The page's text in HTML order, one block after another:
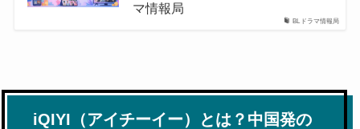
BLドラマ情報局
マ情報局
iQIYI（アイチーイー）とは？中国発の